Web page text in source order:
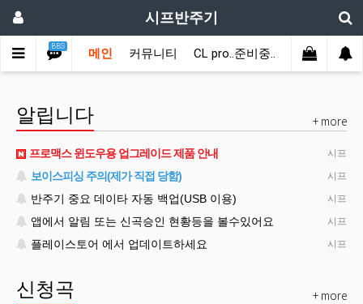
시프반주기
BBS
메인 커뮤니티 CL pro..준비중.. 자료실 신
PROFESSIONAL - C L 반주기.
+ more
알립니다
시프
프로맥스 윈도우용 업그레이드 제품 안내
시프
보이스피싱 주의(제가 직접 당함)
시프
반주기 중요 데이타 자동 백업(USB 이용)
시프
앱에서 알림 또는 신곡승인 현황등을 볼수있어요
시프
플레이스토어 에서 업데이트하세요
+ more
신청곡